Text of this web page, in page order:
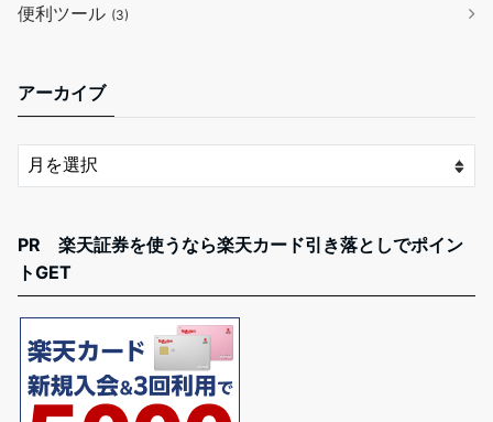
便利ツール (3)
アーカイブ
PR 楽天証券を使うなら楽天カード引き落としでポイン
トGET